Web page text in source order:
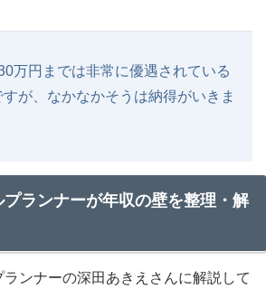
万円までは非常に優遇されている
が、なかなかそうは納得がいきま
ランナーが年収の壁を整理・解
ンナーの深田あきえさんに解説して